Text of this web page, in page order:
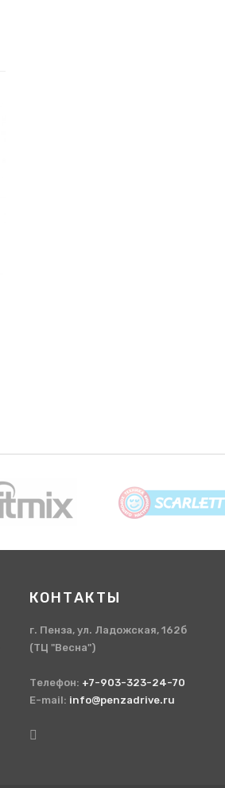
КОНТАКТЫ
г. Пенза, ул. Ладожская, 162б
(ТЦ "Весна")
Телефон: +7-903-323-24-70
E-mail: info@penzadrive.ru